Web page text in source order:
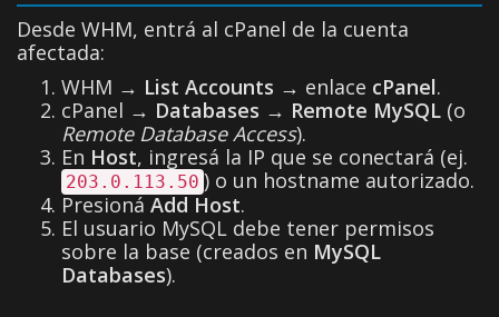
Desde WHM, entrá al cPanel de la cuenta
afectada:
WHM → List Accounts → enlace cPanel.
cPanel → Databases → Remote MySQL (o
Remote Database Access).
En Host, ingresá la IP que se conectará (ej.
203.0.113.50 ) o un hostname autorizado.
Presioná Add Host.
El usuario MySQL debe tener permisos
sobre la base (creados en MySQL
Databases).